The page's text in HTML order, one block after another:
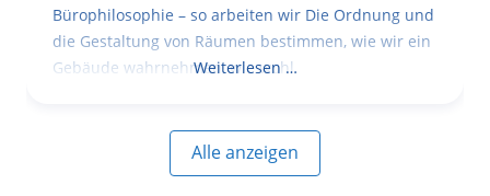
Bürophilosophie – so arbeiten wir Die Ordnung und
die Gestaltung von Räumen bestimmen, wie wir ein
Gebäude wahrnehmen, wie wohl
Weiterlesen …
Alle anzeigen